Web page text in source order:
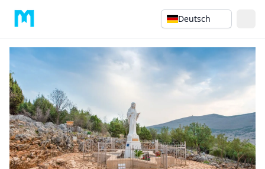
Deutsch